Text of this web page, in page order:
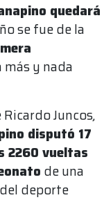
quedará
se fue de la
más y nada
Juncos,
disputó 17
2260 vueltas
de una
deporte